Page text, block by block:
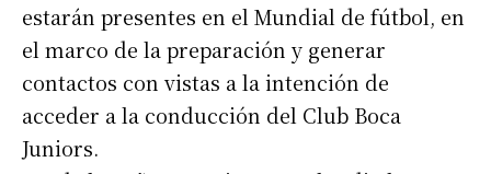
estarán presentes en el Mundial de fútbol, en
el marco de la preparación y generar
contactos con vistas a la intención de
acceder a la conducción del Club Boca
Juniors.